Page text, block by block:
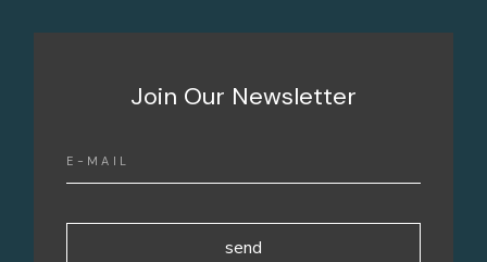
Join Our Newsletter
send